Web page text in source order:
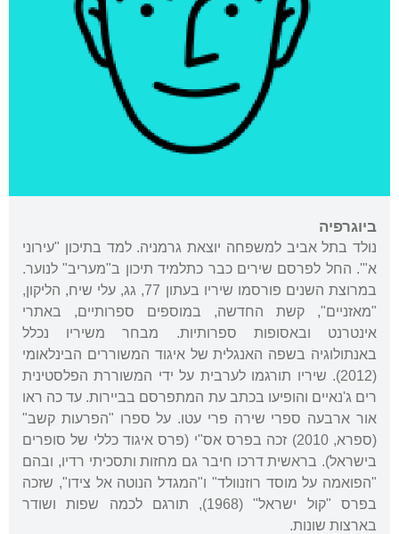
ביוגרפיה
נולד בתל אביב למשפחה יוצאת גרמניה. למד בתיכון "עירוני
א"'. החל לפרסם שירים כבר כתלמיד תיכון ב"מעריב" לנוער.
במרוצת השנים פורסמו שיריו בעתון 77, גג, עלי שיח, הליקון,
"מאזניים", קשת החדשה, במוספים ספרותיים, באתרי
אינטרנט ובאסופות ספרותיות. מבחר משיריו נכלל
באנתולוגיה בשפה האנגלית של איגוד המשוררים הבינלאומי
(2012). שיריו תורגמו לערבית על ידי המשוררת הפלסטינית
רים ג'נאיים והופיעו בכתב עת המתפרסם בביירות. עד כה ראו
אור ארבעה ספרי שירה פרי עטו. על ספרו "הפרעות קשב"
(ספרא, 2010) זכה בפרס אס"י (פרס איגוד כללי של סופרים
בישראל). בראשית דרכו חיבר גם מחזות ותסכיתי רדיו, ובהם
"הפואמה על מוסד רוזנוולד" ו"המגדל הנוטה אל צידו", שזכה
בפרס "קול ישראל" (1968), תורגם לכמה שפות ושודר
בארצות שונות.